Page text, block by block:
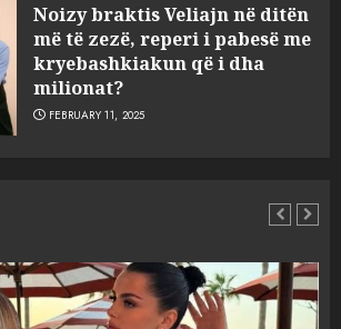
Noizy braktis Veliajn në ditën
më të zezë, reperi i pabesë me
kryebashkiakun që i dha
milionat?
FEBRUARY 11, 2025
sulmuan “One Albania”,
ngjarja u fsheh. A u vodhën
serverat?
MARCH 25, 2025
MARCH 25, 2025